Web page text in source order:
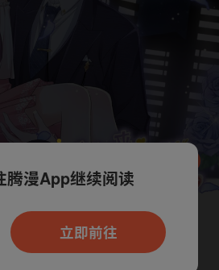
App阅读，可打开App新用
户7天免费看
腾漫App继续阅读
立即前往